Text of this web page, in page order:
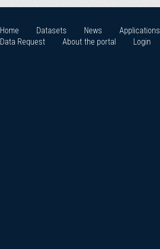
Home Datasets News Applications
Data Request
About the portal Login